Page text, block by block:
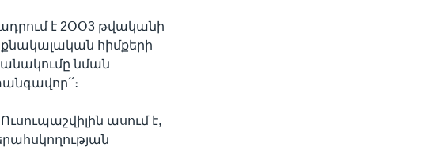
է 2ՕՕ3 թվականի
հիմքերի
նման
ասում է,